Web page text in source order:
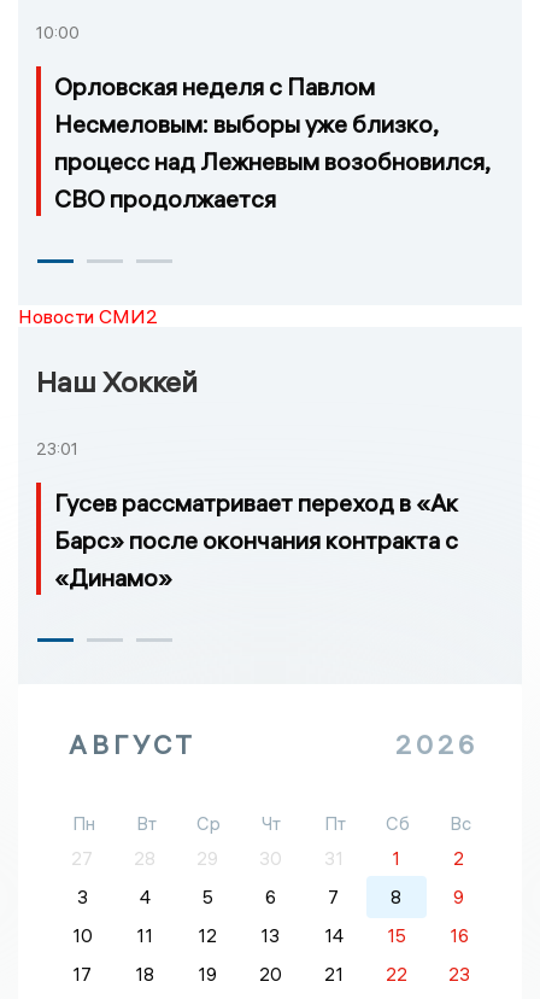
10:00
Орловская неделя с Павлом
Несмеловым: выборы уже близко,
процесс над Лежневым возобновился,
СВО продолжается
Новости СМИ2
Наш Хоккей
23:01
Гусев рассматривает переход в «Ак
Барс» после окончания контракта с
«Динамо»
АВГУСТ 2026
Пн Вт Ср Чт Пт Сб
Вс
27
28 29 30 31 1
2
3
4 5 6 7 8
9
10
11 12 13 14 15
16
17
18 19 20 21 22
23